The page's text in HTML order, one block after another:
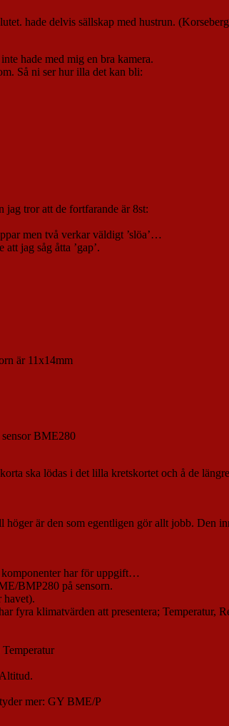
hade delvis sällskap med hustrun.
hade med mig en bra kamera.
Så ni ser hur illa det kan bli:
jag tror att de fortfarande är 8st:
men två verkar väldigt ’slöa’…
jag såg åtta ’gap’.
är 11x14mm
BME280
ska lödas i det lilla kretskortet och å de
är den som egentligen gör allt jobb. Den
komponenter har för uppgift…
BMP280 på sensorn.
havet).
fyra klimatvärden att presentera;
mer: GY BME/P